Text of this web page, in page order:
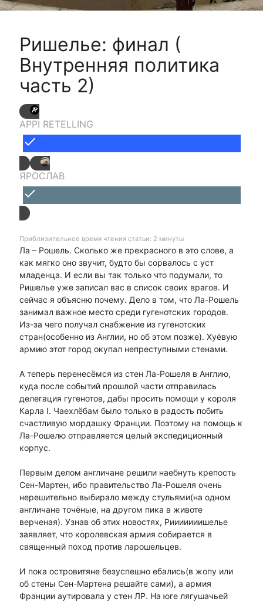
Ришелье: финал (
Внутренняя политика
часть 2)
APPI RETELLING
done
ЯРОСЛАВ
done
Приблизительное время чтения статьи: 2 минуты
Ла – Рошель. Сколько же прекрасного в это слове, а
как мягко оно звучит, будто бы сорвалось с уст
младенца. И если вы так только что подумали, то
Ришелье уже записал вас в список своих врагов. И
сейчас я объясню почему. Дело в том, что Ла-Рошель
занимал важное место среди гугенотских городов.
Из-за чего получал снабжение из гугенотских
стран(особенно из Англии, но об этом позже). Хуёвую
армию этот город окупал непреступными стенами.
А теперь перенесёмся из стен Ла-Рошеля в Англию,
куда после событий прошлой части отправилась
делегация гугенотов, дабы просить помощи у короля
Карла I. Чаехлёбам было только в радость побить
счастливую мордашку Франции. Поэтому на помощь к
Ла-Рошелю отправляется целый экспедиционный
корпус.
Первым делом англичане решили наебнуть крепость
Сен-Мартен, ибо правительство Ла-Рошеля очень
нерешительно выбирало между стульями(на одном
англичане точёные, на другом пика в животе
верченая). Узнав об этих новостях, Рииииииишелье
заявляет, что королевская армия собирается в
священный поход против ларошельцев.
И пока островитяне безуспешно ебались(в жопу или
об стены Сен-Мартена решайте сами), а армия
Франции аутировала у стен ЛР. На юге лягушачьей